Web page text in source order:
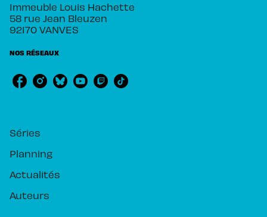
Immeuble Louis Hachette
58 rue Jean Bleuzen
92170 VANVES
NOS RÉSEAUX
Séries
Planning
Actualités
Auteurs